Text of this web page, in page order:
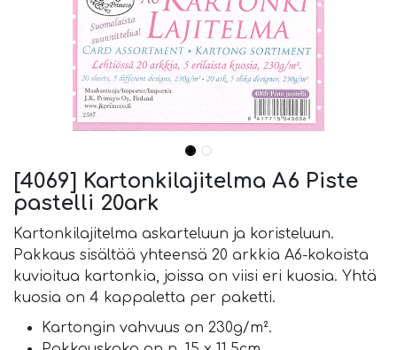
[4069] Kartonkilajitelma A6 Piste
pastelli 20ark
Kartonkilajitelma askarteluun ja koristeluun.
Pakkaus sisältää yhteensä 20 arkkia A6-kokoista
kuvioitua kartonkia, joissa on viisi eri kuosia. Yhtä
kuosia on 4 kappaletta per paketti.
Kartongin vahvuus on 230g/m².